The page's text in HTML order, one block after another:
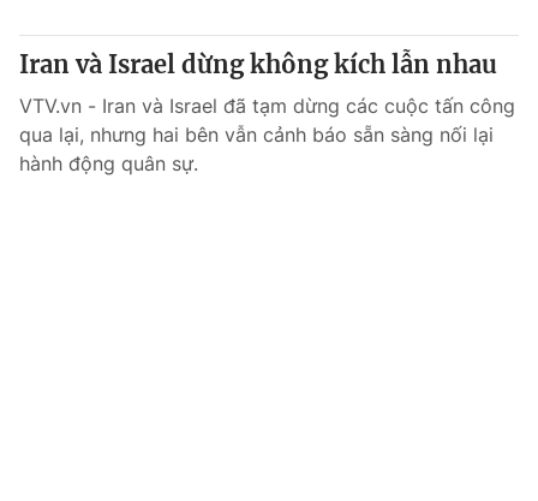
Iran và Israel dừng không kích lẫn nhau
VTV.vn - Iran và Israel đã tạm dừng các cuộc tấn công
qua lại, nhưng hai bên vẫn cảnh báo sẵn sàng nối lại
hành động quân sự.